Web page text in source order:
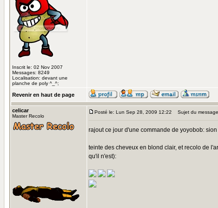
Inscrit le: 02 Nov 2007
Messages: 8249
Localisation: devant une
planche de poly ^_^;
Revenir en haut de page
celicar
Master Recolo
Posté le: Lun Sep 28, 2009 12:22 Sujet du
rajout ce jour d'une commande de yoyobob:
teinte des cheveux en blond clair, et recolo de
qu'il n'est):